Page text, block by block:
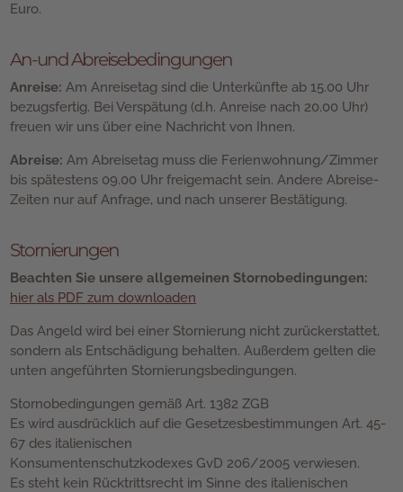
Euro.
An-und Abreisebedingungen
Anreise: Am Anreisetag sind die Unterkünfte ab 15.00 Uhr
bezugsfertig. Bei Verspätung (d.h. Anreise nach 20.00 Uhr)
freuen wir uns über eine Nachricht von Ihnen.
Abreise: Am Abreisetag muss die Ferienwohnung/Zimmer
bis spätestens 09.00 Uhr freigemacht sein. Andere Abreise-
Zeiten nur auf Anfrage, und nach unserer Bestätigung.
Stornierungen
Beachten Sie unsere allgemeinen Stornobedingungen:
hier als PDF zum downloaden
Das Angeld wird bei einer Stornierung nicht zurückerstattet,
sondern als Entschädigung behalten. Außerdem gelten die
unten angeführten Stornierungsbedingungen.
Stornobedingungen gemäß Art. 1382 ZGB
Es wird ausdrücklich auf die Gesetzesbestimmungen Art. 45-
67 des italienischen
Konsumentenschutzkodexes GvD 206/2005 verwiesen.
Es steht kein Rücktrittsrecht im Sinne des italienischen